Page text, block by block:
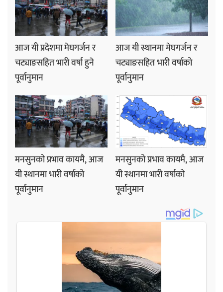
आज यी प्रदेशमा मेघगर्जन र
चट्याङसहित भारी वर्षा हुने
पूर्वानुमान
आज यी स्थानमा मेघगर्जन र
चट्याङसहित भारी वर्षाको
पूर्वानुमान
मनसुनको प्रभाव कायमै, आज
यी स्थानमा भारी वर्षाको
पूर्वानुमान
मनसुनको प्रभाव कायमै, आज
यी स्थानमा भारी वर्षाको
पूर्वानुमान